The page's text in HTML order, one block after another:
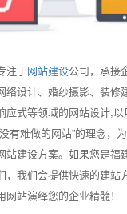
注于网站建设公司，承接
络设计、婚纱摄影、装修
应式等领域的网站设计,以
有难做的网站”的理念，
站建设方案。如果您是福
，我们会提供快速的建站
站演绎您的企业精髓！